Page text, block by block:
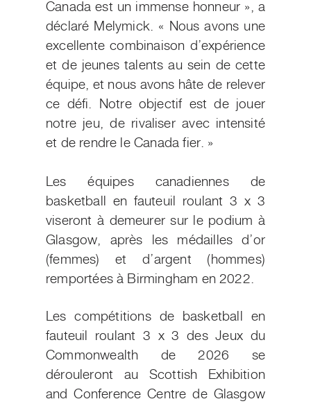
Canada est un immense honneur », a
déclaré Melymick. « Nous avons une
excellente combinaison d’expérience
et de jeunes talents au sein de cette
équipe, et nous avons hâte de relever
ce défi. Notre objectif est de jouer
notre jeu, de rivaliser avec intensité
et de rendre le Canada fier. »
Les équipes canadiennes de
basketball en fauteuil roulant 3 x 3
viseront à demeurer sur le podium à
Glasgow, après les médailles d’or
(femmes) et d’argent (hommes)
remportées à Birmingham en 2022.
Les compétitions de basketball en
fauteuil roulant 3 x 3 des Jeux du
Commonwealth de 2026 se
dérouleront au Scottish Exhibition
and Conference Centre de Glasgow